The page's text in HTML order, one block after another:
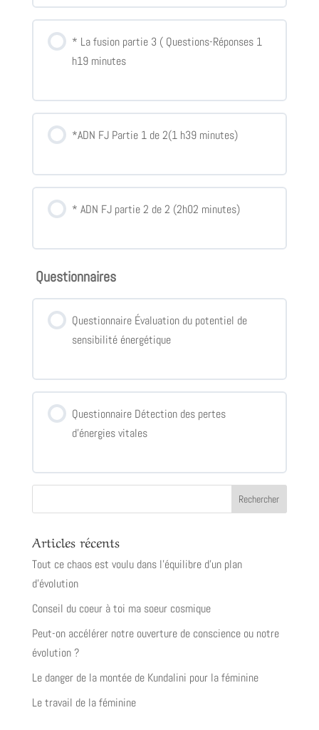
* La fusion partie 3 ( Questions-Réponses 1
h19 minutes
*ADN FJ Partie 1 de 2(1 h39 minutes)
* ADN FJ partie 2 de 2 (2h02 minutes)
Questionnaires
Questionnaire Évaluation du potentiel de
sensibilité énergétique
Questionnaire Détection des pertes
d’énergies vitales
Articles récents
Tout ce chaos est voulu dans l’équilibre d’un plan
d’évolution
Conseil du coeur à toi ma soeur cosmique
Peut-on accélérer notre ouverture de conscience ou notre
évolution ?
Le danger de la montée de Kundalini pour la féminine
Le travail de la féminine